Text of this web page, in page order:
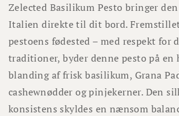
Zelected Basilikum Pesto bringer
Italien direkte til dit bord.
pestoens fødested – med respekt for
traditioner, byder denne pesto på en
blanding af frisk basilikum, Grana
cashewnødder og pinjekerner. Den
konsistens skyldes en nænsom